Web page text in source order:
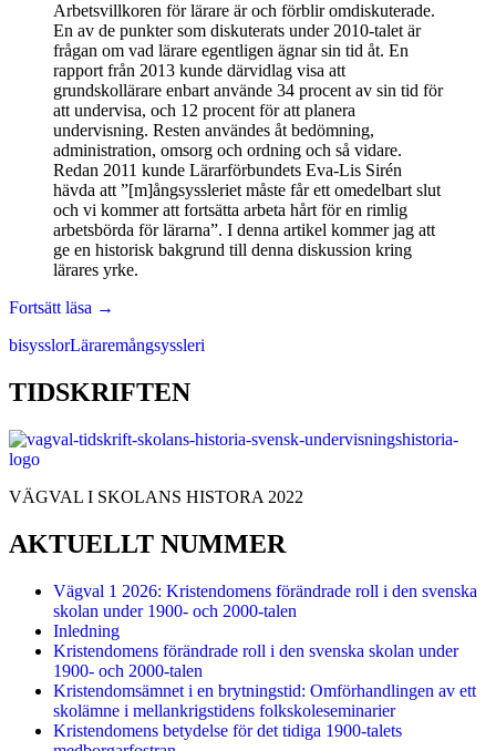
Arbetsvillkoren för lärare är och förblir omdiskuterade.
En av de punkter som diskuterats under 2010-talet är
frågan om vad lärare egentligen ägnar sin tid åt. En
rapport från 2013 kunde därvidlag visa att
grundskollärare enbart använde 34 procent av sin tid för
att undervisa, och 12 procent för att planera
undervisning. Resten användes åt bedömning,
administration, omsorg och ordning och så vidare.
Redan 2011 kunde Lärarförbundets Eva-Lis Sirén
hävda att ”[m]ångsyssleriet måste får ett omedelbart slut
och vi kommer att fortsätta arbeta hårt för en rimlig
arbetsbörda för lärarna”. I denna artikel kommer jag att
ge en historisk bakgrund till denna diskussion kring
lärares yrke.
Fortsätt läsa Lärares
under
talets
andra
→
bisysslorLäraremångsyssleri
TIDSKRIFTEN
VÄGVAL I SKOLANS HISTORA 2022
AKTUELLT NUMMER
Vägval 1 2026: Kristendomens förändrade roll i den svenska
skolan under 1900- och 2000-talen
Inledning
Kristendomens förändrade roll i den svenska skolan under
1900- och 2000-talen
Kristendomsämnet i en brytningstid: Omförhandlingen av ett
skolämne i mellankrigstidens folkskoleseminarier
Kristendomens betydelse för det tidiga 1900-talets